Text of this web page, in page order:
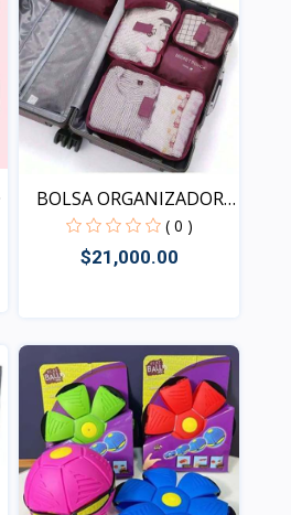
BOLSA ORGANIZADORA
DE V...
( 0 )
$21,000.00
Vista